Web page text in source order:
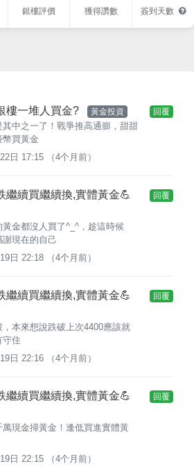
銀樓評價 獲得讚數 簽到天數
樓一堆人買金? 黃金投資
中之一了！戰爭推高通膨，甜甜
幣買黃金
日 17:15
（4个月前）
回覆
繼續買繼續換,實體黃金💪
金都沒人買了^_^，趁這時候
現在的自己
日 22:18
（4个月前）
回覆
繼續買繼續換,實體黃金💪
本來想說跌破上次4400應該就
守住
日 22:16
（4个月前）
回覆
繼續買繼續換,實體黃金💪
現金掃黃金！逢低買進實體黃
日 22:15
（4个月前）
回覆